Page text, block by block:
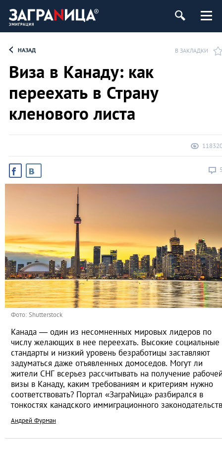
НАЗАД В ЗАКЛАДКИ
Виза в Канаду: как
переехать в Страну
кленового листа
Фото: Shutterstock
Канада — один из несомненных мировых лидеров по
числу желающих в нее переехать. Высокие социальные
стандарты и низкий уровень безработицы заставляют
задуматься даже отъявленных домоседов. Могут ли
жители СНГ всерьез рассчитывать на получение
визы в Канаду, каким требованиям и критериям нужно
соответствовать? Портал «ЗаграNица» разбирался в
тонкостях канадского иммиграционного
Андрей Фурман